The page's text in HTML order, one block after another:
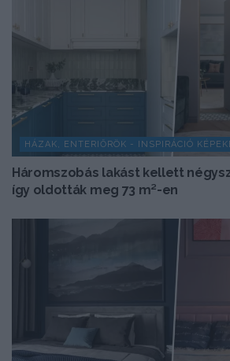
HÁZAK, ENTERIŐRÖK - INSPIRÁCIÓ
Háromszobás lakást kellett
így oldották meg 73 m²-en